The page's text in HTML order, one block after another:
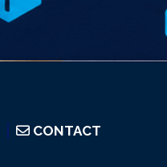
CONTACT